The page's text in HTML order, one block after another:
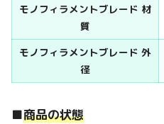
モノフィラメントブレード 材
質
モノフィラメントブレード 外
径
■商品の状態